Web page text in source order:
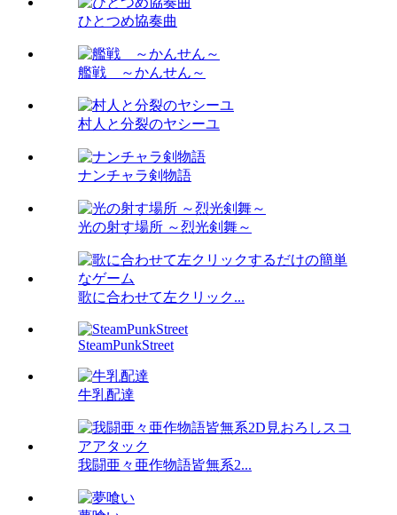
ひとつめ協奏曲
艦戦 ～かんせん～
村人と分裂のヤシーユ
ナンチャラ剣物語
光の射す場所 ～烈光剣舞～
歌に合わせて左クリック...
SteamPunkStreet
牛乳配達
我闘亜々亜作物語皆無系2...